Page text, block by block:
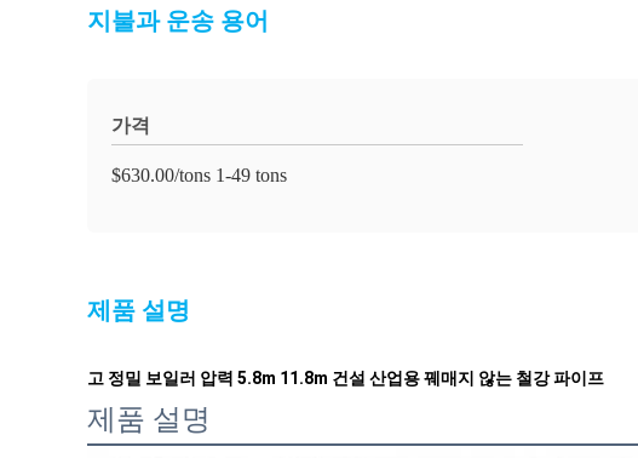
지불과 운송 용어
가격
$630.00/tons 1-49 tons
제품 설명
고 정밀 보일러 압력 5.8m 11.8m 건설 산업용 꿰매지 않는 철강 파이프
제품 설명